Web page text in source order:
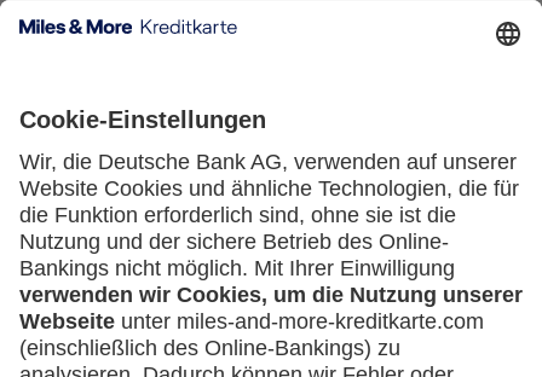
Service
Häufige Fragen
(z.B. e.K., Personengesellschaft (inkl. GbR),
GmbH)